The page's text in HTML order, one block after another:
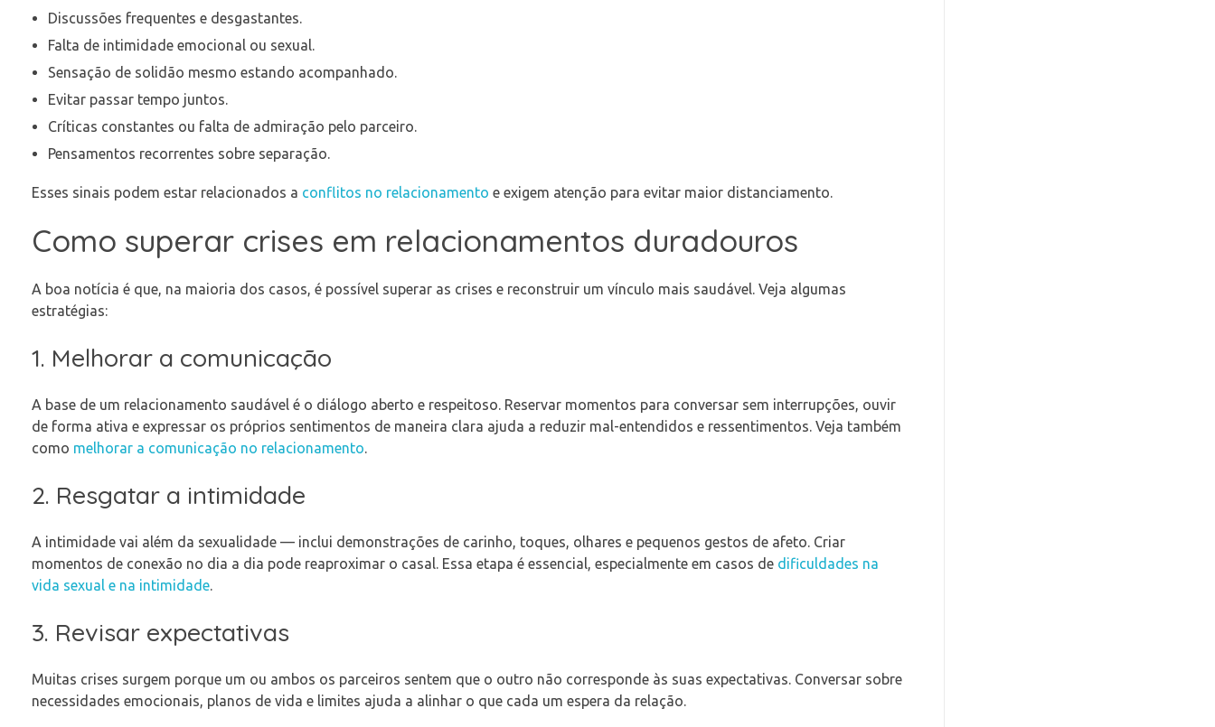
Discussões frequentes e desgastantes.
Falta de intimidade emocional ou sexual.
Sensação de solidão mesmo estando acompanhado.
Evitar passar tempo juntos.
Críticas constantes ou falta de admiração pelo parceiro.
Pensamentos recorrentes sobre separação.
Esses sinais podem estar relacionados a conflitos no relacionamento e exigem atenção para evitar maior distanciamento.
Como superar crises em relacionamentos duradouros
A boa notícia é que, na maioria dos casos, é possível superar as crises e reconstruir um vínculo mais saudável. Veja algumas
estratégias:
1. Melhorar a comunicação
A base de um relacionamento saudável é o diálogo aberto e respeitoso. Reservar momentos para conversar sem interrupções, ouvir
de forma ativa e expressar os próprios sentimentos de maneira clara ajuda a reduzir mal-entendidos e ressentimentos. Veja também
como melhorar a comunicação no relacionamento.
2. Resgatar a intimidade
A intimidade vai além da sexualidade — inclui demonstrações de carinho, toques, olhares e pequenos gestos de afeto. Criar
momentos de conexão no dia a dia pode reaproximar o casal. Essa etapa é essencial, especialmente em casos de dificuldades na
vida sexual e na intimidade.
3. Revisar expectativas
Muitas crises surgem porque um ou ambos os parceiros sentem que o outro não corresponde às suas expectativas. Conversar sobre
necessidades emocionais, planos de vida e limites ajuda a alinhar o que cada um espera da relação.